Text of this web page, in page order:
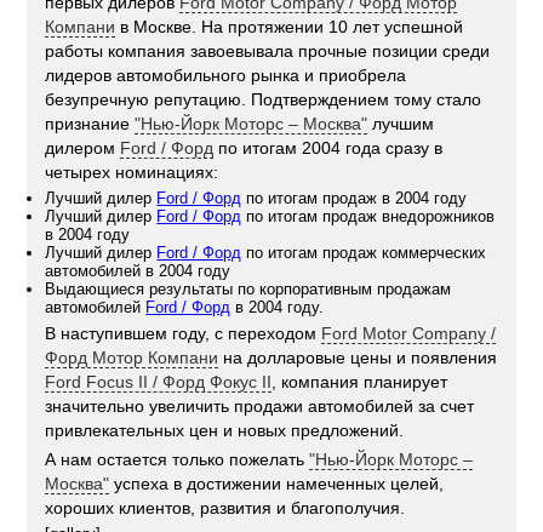
Компани в Москве. На протяжении 10 лет успешной
работы компания завоевывала прочные позиции среди
лидеров автомобильного рынка и приобрела
безупречную репутацию. Подтверждением тому стало
признание"Нью-Йорк Моторс – Москва" лучшим
дилером Ford / Форд по итогам 2004 года сразу в
четырех номинациях:
Лучший дилер Ford / Форд по итогам продаж в 2004 году
Лучший дилер Ford / Форд по итогам продаж внедорожников
в 2004 году
Лучший дилер Ford / Форд по итогам продаж коммерческих
автомобилей в 2004 году
Выдающиеся результаты по корпоративным продажам
автомобилей Ford / Форд в 2004 году.
В наступившем году, с переходом Ford Motor Company /
Форд Мотор Компани на долларовые цены и появления
Ford Focus II / Форд Фокус II , компания планирует
значительно увеличить продажи автомобилей за счет
привлекательных цен и новых предложений.
А нам остается только пожелать"Нью-Йорк Моторс –
Москва" успеха в достижении намеченных целей,
хороших клиентов, развития и благополучия.